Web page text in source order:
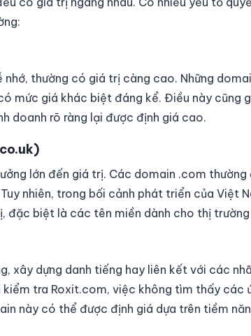
nhớ, thường có giá trị càng cao. Những
mức giá khác biệt đáng kể. Điều này cũng
doanh rõ ràng lại được định giá cao.
lớn đến giá trị. Các domain .com
nhiên, trong bối cảnh phát triển của Việt
đặc biệt là các tên miền dành cho thị trường
xây dựng danh tiếng hay liên kết với các
tra Roxit.com, việc không tìm thấy các
này có thể được định giá dựa trên tiềm